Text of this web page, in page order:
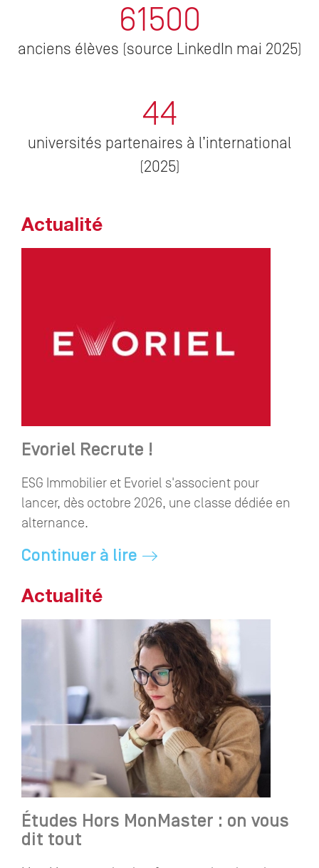
61500
anciens élèves (source LinkedIn mai 2025)
44
universités partenaires à l’international
(2025)
Actualité
Evoriel Recrute !
ESG Immobilier et Evoriel s'associent pour
lancer, dès octobre 2026, une classe dédiée en
alternance.
Continuer à lire
Actualité
Études Hors MonMaster : on vous
dit tout